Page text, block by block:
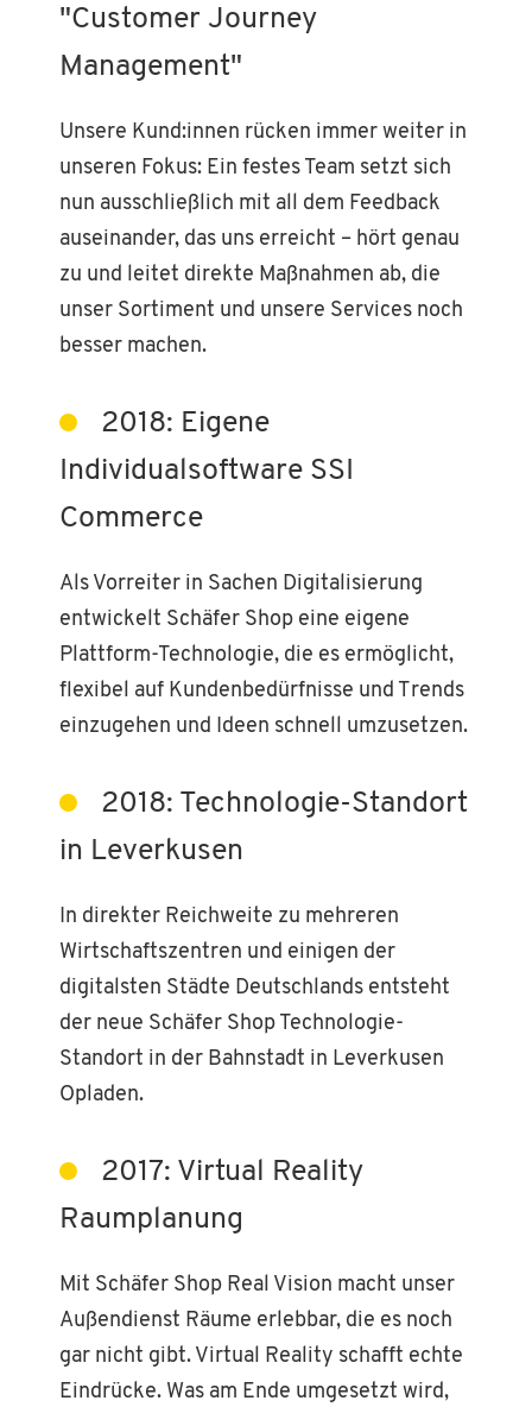
"Customer Journey
Management"
Unsere Kund:innen rücken immer weiter in
unseren Fokus: Ein festes Team setzt sich
nun ausschließlich mit all dem Feedback
auseinander, das uns erreicht – hört genau
zu und leitet direkte Maßnahmen ab, die
unser Sortiment und unsere Services noch
besser machen.
2018: Eigene
Individualsoftware SSI
Commerce
Als Vorreiter in Sachen Digitalisierung
entwickelt Schäfer Shop eine eigene
Plattform-Technologie, die es ermöglicht,
flexibel auf Kundenbedürfnisse und Trends
einzugehen und Ideen schnell umzusetzen.
2018: Technologie-Standort
in Leverkusen
In direkter Reichweite zu mehreren
Wirtschaftszentren und einigen der
digitalsten Städte Deutschlands entsteht
der neue Schäfer Shop Technologie-
Standort in der Bahnstadt in Leverkusen
Opladen.
2017: Virtual Reality
Raumplanung
Mit Schäfer Shop Real Vision macht unser
Außendienst Räume erlebbar, die es noch
gar nicht gibt. Virtual Reality schafft echte
Eindrücke. Was am Ende umgesetzt wird,